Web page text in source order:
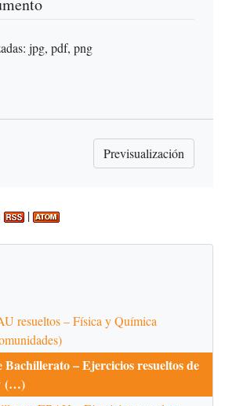
jpg, pdf, png
|
resueltos – Física y Química
Bachillerato – Ejercicios resueltos de
(…)